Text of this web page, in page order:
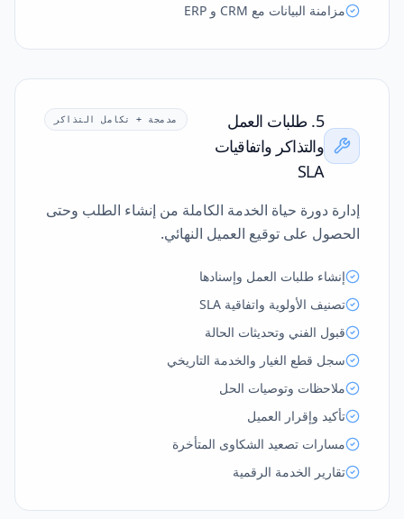
مزامنة البيانات مع CRM و ERP
5. طلبات العمل
والتذاكر واتفاقيات
SLA
مدمجة + تكامل التذاكر
إدارة دورة حياة الخدمة الكاملة من إنشاء الطلب وحتى
الحصول على توقيع العميل النهائي.
إنشاء طلبات العمل وإسنادها
تصنيف الأولوية واتفاقية SLA
قبول الفني وتحديثات الحالة
سجل قطع الغيار والخدمة التاريخي
ملاحظات وتوصيات الحل
تأكيد وإقرار العميل
مسارات تصعيد الشكاوى المتأخرة
تقارير الخدمة الرقمية